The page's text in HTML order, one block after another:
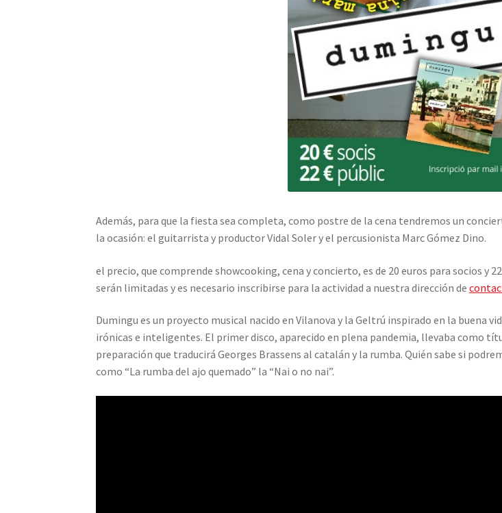
Además, para que la fiesta sea completa, como postre de la cena tendremos un
la ocasión: el guitarrista y productor Vidal Soler y el percusionista Marc Gómez Dino.
el precio, que comprende showcooking, cena y concierto, es de 20 euros para socios y
serán limitadas y es necesario inscribirse para la actividad a nuestra dirección de
Dumingu es un proyecto musical nacido en Vilanova y la Geltrú inspirado en la buena
irónicas e inteligentes. El primer disco, aparecido en plena pandemia, llevaba como
preparación que traducirá Georges Brassens al catalán y la rumba. Quién sabe si
como “La rumba del ajo quemado” la “Nai o no nai”.